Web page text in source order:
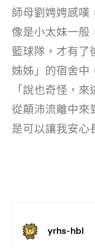
師母劉娉娉感嘆
像是小太妹一般
籃球隊，才有了
姊姊」的宿舍中
「說也奇怪，
從顛沛流離中來
是可以讓我安心